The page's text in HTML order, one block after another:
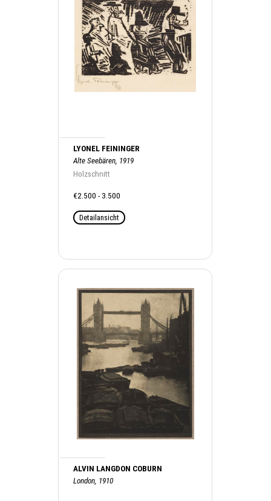
LYONEL FEININGER
Alte Seebären, 1919
Holzschnitt
€2.500 - 3.500
Detailansicht
ALVIN LANGDON COBURN
London, 1910